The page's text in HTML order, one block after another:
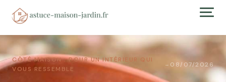
CÔTÉ MAISON : POUR UN INTÉRIEUR QUI
VOUS RESSEMBLE
→ 08/07/2026